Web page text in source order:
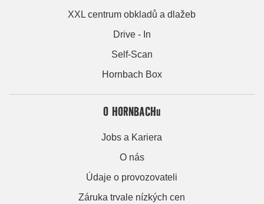
XXL centrum obkladů a dlažeb
Drive - In
Self-Scan
Hornbach Box
O HORNBACHu
Jobs a Kariera
O nás
Údaje o provozovateli
Záruka trvale nízkých cen